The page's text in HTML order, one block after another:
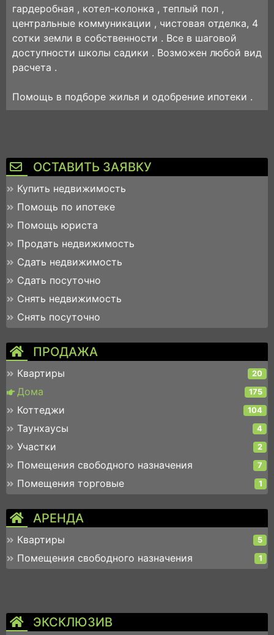
ОСТАВИТЬ ЗАЯВКУ
Купить недвижимость
Помощь по ипотеке
Помощь юриста
Продать недвижимость
Сдать недвижимость
Сдать посуточно
Снять недвижимость
Снять посуточно
ПРОДАЖА
Квартиры 20
Дома 175
Коттеджи 104
Таунхаусы 4
Участки 2
Помещения свободного назначения 7
Помещения торговые 1
АРЕНДА
Квартиры 5
Помещения свободного назначения 1
гардеробная , котел-колонка , теплый пол ,
центральные коммуникации , чистовая отделка, 4
сотки земли в собственности . Все в шаговой
доступности школы садики . Возможен любой вид
расчета .
Помощь в подборе жилья и одобрение ипотеки .
ЭКСКЛЮЗИВ